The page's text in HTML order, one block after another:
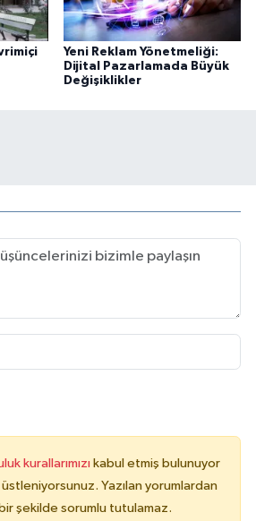
Yeni Reklam Yönetmeliği:
Dijital Pazarlamada Büyük
Değişiklikler
kurallarımızı kabul etmiş bulunuyor
Yazılan yorumlardan
şekilde sorumlu tutulamaz.